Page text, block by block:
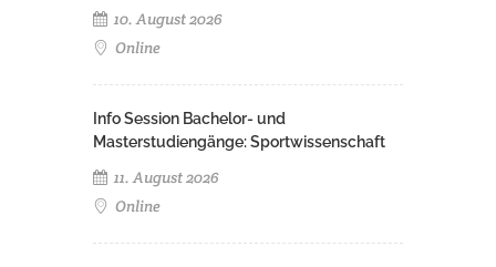
10. August 2026
Online
Info Session Bachelor- und
Masterstudiengänge: Sportwissenschaft
11. August 2026
Online